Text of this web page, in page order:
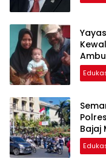
Bajaj
Putih